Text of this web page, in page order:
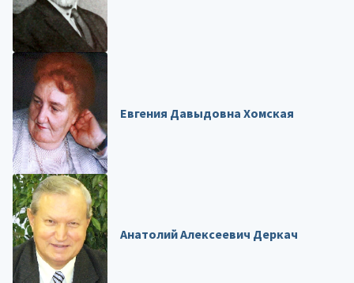
Евгения Давыдовна Хомская
Анатолий Алексеевич Деркач